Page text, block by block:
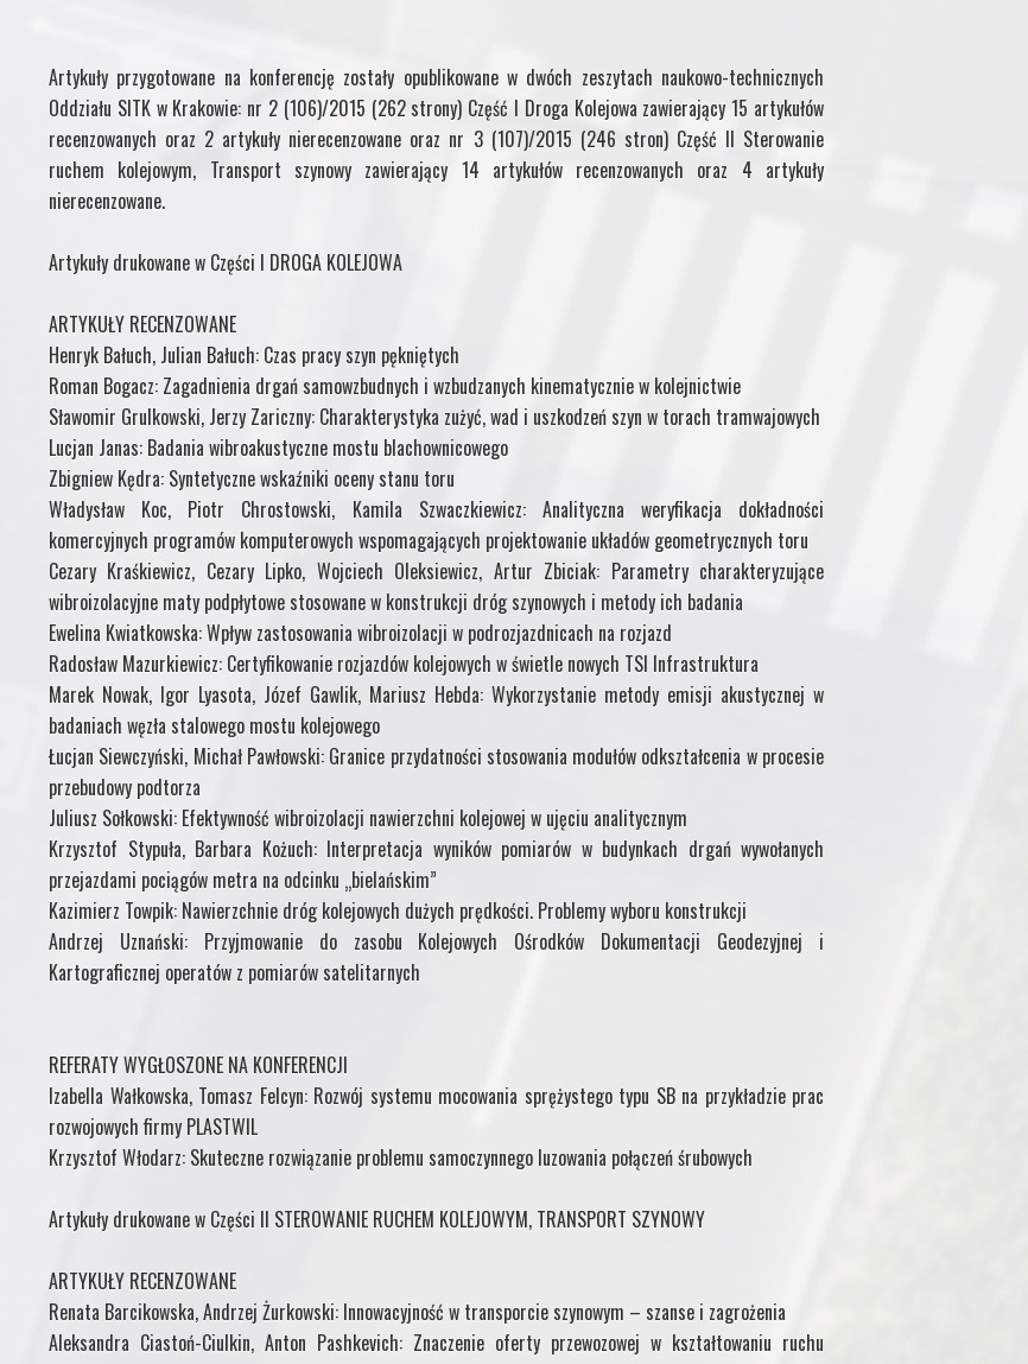
Artykuły przygotowane na konferencję zostały opublikowane w dwóch zeszytach naukowo-technicznych
Oddziału SITK w Krakowie: nr 2 (106)/2015 (262 strony) Część I Droga Kolejowa zawierający 15 artykułów
recenzowanych oraz 2 artykuły nierecenzowane oraz nr 3 (107)/2015 (246 stron) Część II Sterowanie
ruchem kolejowym, Transport szynowy zawierający 14 artykułów recenzowanych oraz 4 artykuły
nierecenzowane.
Artykuły drukowane w Części I DROGA KOLEJOWA
ARTYKUŁY RECENZOWANE
Henryk Bałuch, Julian Bałuch: Czas pracy szyn pękniętych
Roman Bogacz: Zagadnienia drgań samowzbudnych i wzbudzanych kinematycznie w kolejnictwie
Sławomir Grulkowski, Jerzy Zariczny: Charakterystyka zużyć, wad i uszkodzeń szyn w torach tramwajowych
Lucjan Janas: Badania wibroakustyczne mostu blachownicowego
Zbigniew Kędra: Syntetyczne wskaźniki oceny stanu toru
Władysław Koc, Piotr Chrostowski, Kamila Szwaczkiewicz: Analityczna weryfikacja dokładności
komercyjnych programów komputerowych wspomagających projektowanie układów geometrycznych toru
Cezary Kraśkiewicz, Cezary Lipko, Wojciech Oleksiewicz, Artur Zbiciak: Parametry charakteryzujące
wibroizolacyjne maty podpłytowe stosowane w konstrukcji dróg szynowych i metody ich badania
Ewelina Kwiatkowska: Wpływ zastosowania wibroizolacji w podrozjazdnicach na rozjazd
Radosław Mazurkiewicz: Certyfikowanie rozjazdów kolejowych w świetle nowych TSI Infrastruktura
Marek Nowak, Igor Lyasota, Józef Gawlik, Mariusz Hebda: Wykorzystanie metody emisji akustycznej w
badaniach węzła stalowego mostu kolejowego
Łucjan Siewczyński, Michał Pawłowski: Granice przydatności stosowania modułów odkształcenia w procesie
przebudowy podtorza
Juliusz Sołkowski: Efektywność wibroizolacji nawierzchni kolejowej w ujęciu analitycznym
Krzysztof Stypuła, Barbara Kożuch: Interpretacja wyników pomiarów w budynkach drgań wywołanych
przejazdami pociągów metra na odcinku „bielańskim”
Kazimierz Towpik: Nawierzchnie dróg kolejowych dużych prędkości. Problemy wyboru konstrukcji
Andrzej Uznański: Przyjmowanie do zasobu Kolejowych Ośrodków Dokumentacji Geodezyjnej i
Kartograficznej operatów z pomiarów satelitarnych
REFERATY WYGŁOSZONE NA KONFERENCJI
Izabella Wałkowska, Tomasz Felcyn: Rozwój systemu mocowania sprężystego typu SB na przykładzie prac
rozwojowych firmy PLASTWIL
Krzysztof Włodarz: Skuteczne rozwiązanie problemu samoczynnego luzowania połączeń śrubowych
Artykuły drukowane w Części II STEROWANIE RUCHEM KOLEJOWYM, TRANSPORT SZYNOWY
ARTYKUŁY RECENZOWANE
Renata Barcikowska, Andrzej Żurkowski: Innowacyjność w transporcie szynowym – szanse i zagrożenia
Aleksandra Ciastoń-Ciulkin, Anton Pashkevich: Znaczenie oferty przewozowej w kształtowaniu ruchu